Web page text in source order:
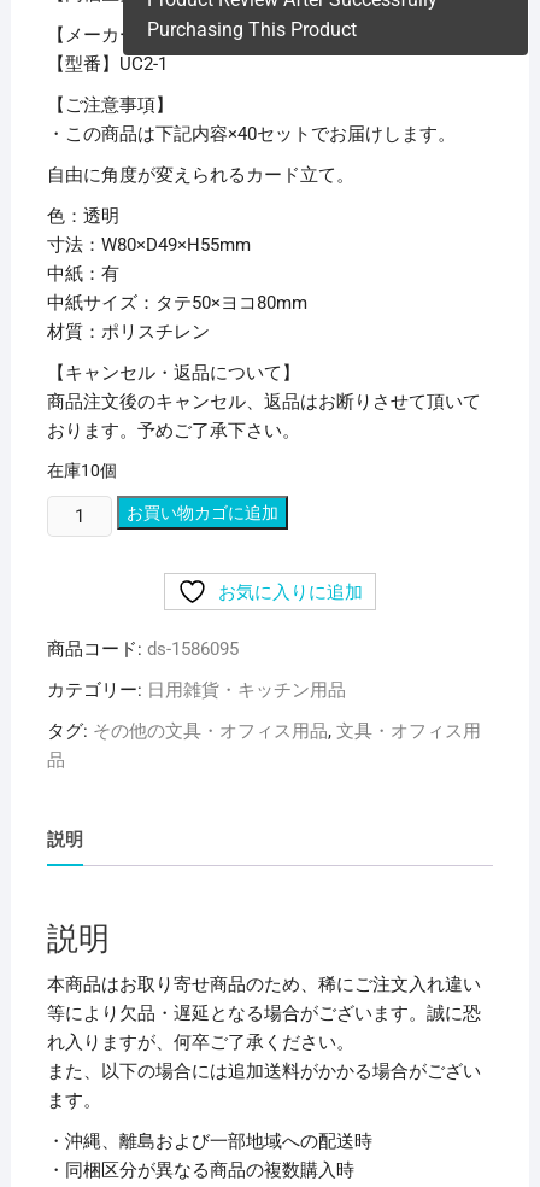
【メーカー名】光
【型番】UC2-1
【ご注意事項】
・この商品は下記内容×40セットでお届けします。
自由に角度が変えられるカード立て。
色：透明
寸法：W80×D49×H55mm
中紙：有
中紙サイズ：タテ50×ヨコ80mm
材質：ポリスチレン
【キャンセル・返品について】
商品注文後のキャンセル、返品はお断りさせて頂いて
おります。予めご了承下さい。
在庫10個
Purchasing This Product
（ま
と
ー
ド
て
可
式
UC2-
1
1
【×40
セ
ッ
ト】
個
お買い物カゴに追加
お気に入りに追加
商品コード: ds-1586095
カテゴリー: 日用雑貨・キッチン用品
タグ: その他の文具・オフィス用品, 文具・オフィス用
品
説明
説明
本商品はお取り寄せ商品のため、稀にご注文入れ違い
等により欠品・遅延となる場合がございます。誠に恐
れ入りますが、何卒ご了承ください。
また、以下の場合には追加送料がかかる場合がござい
ます。
・沖縄、離島および一部地域への配送時
・同梱区分が異なる商品の複数購入時